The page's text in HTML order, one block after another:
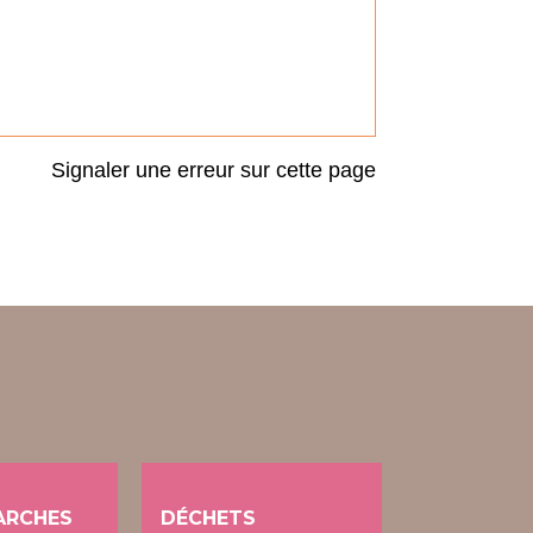
Signaler une erreur sur cette page
DÉCHETS